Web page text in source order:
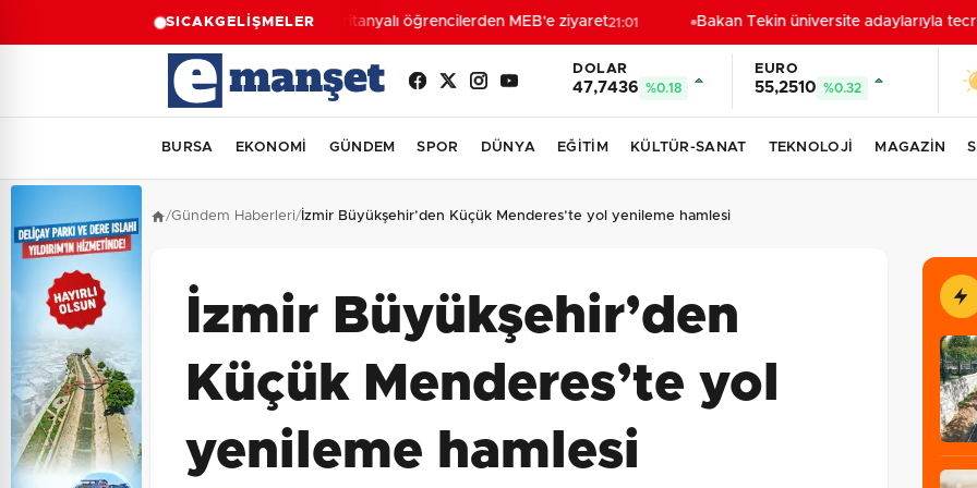
SICAKGELİŞMELERMoritanyalı öğrencilerden MEB'e ziyaret21:01 Bakan Tekin üniversite adaylarıyla
DOLAR
47,7436 %0.18
EURO
55,2510 %0.32
BURSA EKONOMİ GÜNDEM SPOR DÜNYA EĞİTİM KÜLTÜR-SANAT TEKNOLOJİ MAGAZİN
/Gündem Haberleri/ İzmir Büyükşehir’den Küçük Menderes’te yol yenileme hamlesi
İzmir Büyükşehir’den
Küçük Menderes’te yol
yenileme hamlesi